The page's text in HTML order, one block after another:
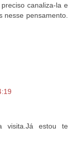
canaliza-la e
nesse pensamento.
visita.Já estou te